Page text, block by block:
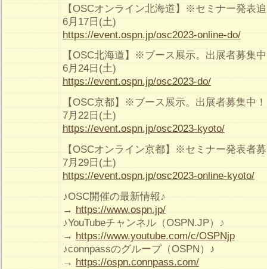
【OSCオンライン北海道】※セミナー発表
6月17日(土)
https://event.ospn.jp/osc2023-online-do/
【OSC北海道】※ブース展示。出展者募集
6月24日(土)
https://event.ospn.jp/osc2023-do/
【OSC京都】※ブース展示。出展者募集中！
7月22日(土)
https://event.ospn.jp/osc2023-kyoto/
【OSCオンライン京都】※セミナー発表者
7月29日(土)
https://event.ospn.jp/osc2023-online-kyoto/
♪OSC開催の最新情報♪
→ https://www.ospn.jp/
♪YouTubeチャンネル（OSPN.JP）♪
→ https://www.youtube.com/c/OSPNjp
♪connpassのグループ（OSPN）♪
→ https://ospn.connpass.com/